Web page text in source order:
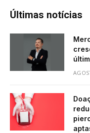
Últimas notícias